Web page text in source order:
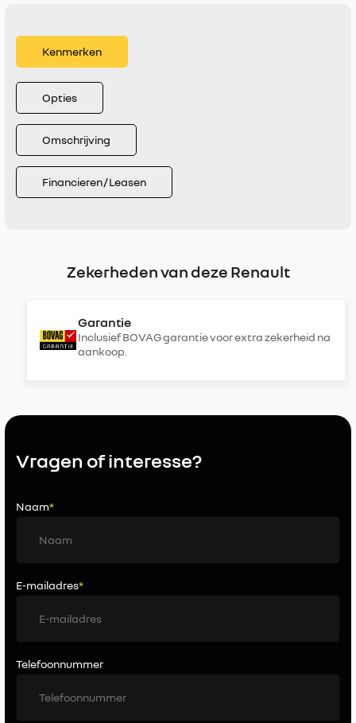
Kenmerken
Opties
Omschrijving
Financieren / Leasen
Zekerheden van deze Renault
Garantie
Inclusief BOVAG garantie voor extra zekerheid na
aankoop.
Vragen of interesse?
Naam*
E-mailadres*
Telefoonnummer